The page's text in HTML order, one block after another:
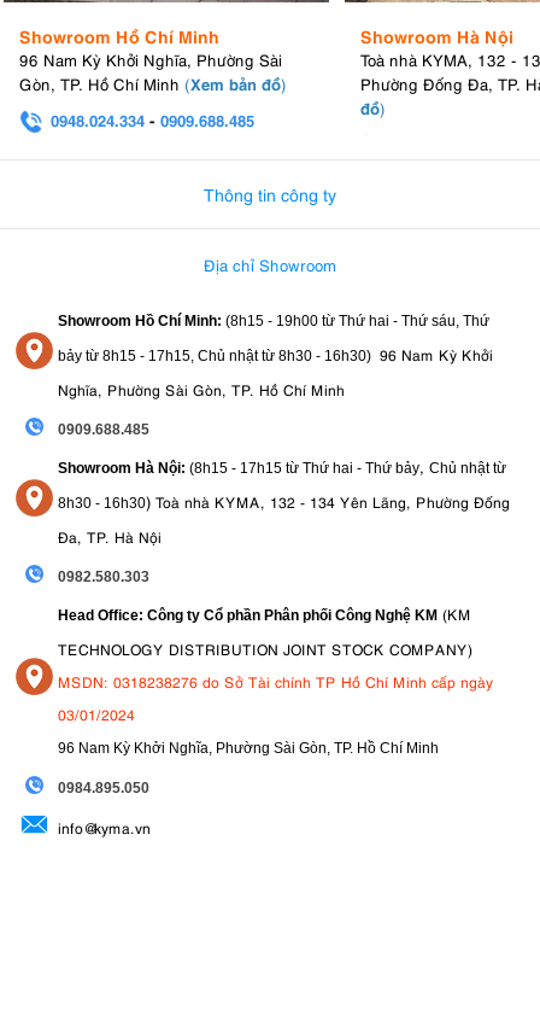
Showroom Hồ Chí Minh
96 Nam Kỳ Khởi Nghĩa, Phường Sài
Gòn, TP. Hồ Chí Minh (Xem bản đồ)
0948.024.334 - 0909.688.485
Showroom Hà Nội
Toà nhà KYMA, 132 -
Phường Đống Đa, TP.
đồ)
Thông tin công ty
Địa chỉ Showroom
Showroom Hồ Chí Minh: (8h15 - 19h00 từ Thứ hai - Thứ sáu, Thứ
bảy từ 8h15 - 17h15, Chủ nhật từ 8h30 - 16h30) 96 Nam Kỳ Khởi
Nghĩa, Phường Sài Gòn, TP. Hồ Chí Minh
0909.688.485
Showroom Hà Nội: (8h15 - 17h15 từ Thứ hai - Thứ bảy, Chủ nhật từ
8h30 - 16h30) Toà nhà KYMA, 132 - 134 Yên Lãng, Phường Đống
Đa, TP. Hà Nội
0982.580.303
Head Office: Công ty Cổ phần Phân phối Công Nghệ KM (KM
TECHNOLOGY DISTRIBUTION JOINT STOCK COMPANY)
MSDN: 0318238276 do Sở Tài chính TP Hồ Chí Minh cấp ngày
03/01/2024
96 Nam Kỳ Khởi Nghĩa, Phường Sài Gòn, TP. Hồ Chí Minh
0984.895.050
info@kyma.vn